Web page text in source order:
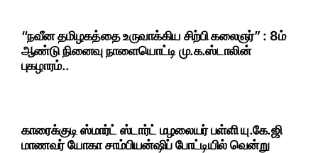
“நவீன தமிழகத்தை உருவாக்கிய சிற்பி கலைஞர்” : 8ம்
ஆண்டு நினைவு நாளையொட்டி மு.க.ஸ்டாலின்
புகழாரம்..
காரைக்குடி ஸ்மார்ட் ஸ்டார்ட் மழலையர் பள்ளி யு.கே.ஜி
மாணவர் யோகா சாம்பியன்ஷிப் போட்டியில் வென்று